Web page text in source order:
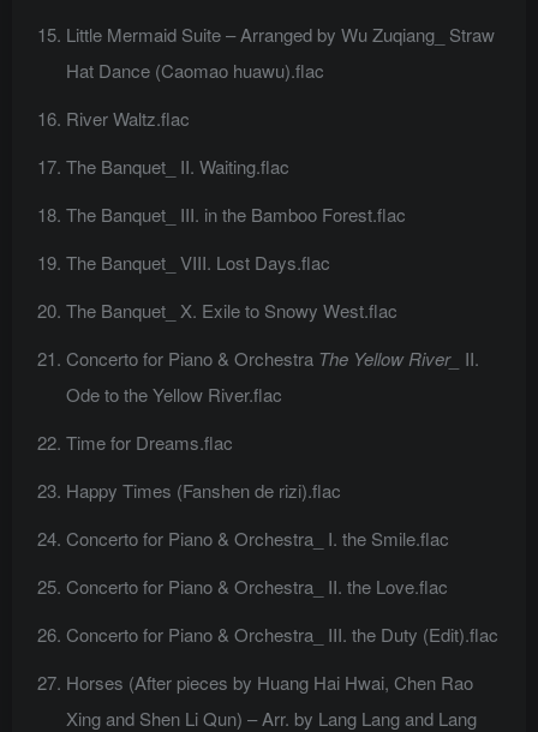
Little Mermaid Suite – Arranged by Wu Zuqiang_ Straw
Hat Dance (Caomao huawu).flac
River Waltz.flac
The Banquet_ II. Waiting.flac
The Banquet_ III. in the Bamboo Forest.flac
The Banquet_ VIII. Lost Days.flac
The Banquet_ X. Exile to Snowy West.flac
Concerto for Piano & Orchestra The Yellow River_ II.
Ode to the Yellow River.flac
Time for Dreams.flac
Happy Times (Fanshen de rizi).flac
Concerto for Piano & Orchestra_ I. the Smile.flac
Concerto for Piano & Orchestra_ II. the Love.flac
Concerto for Piano & Orchestra_ III. the Duty (Edit).flac
Horses (After pieces by Huang Hai Hwai, Chen Rao
Xing and Shen Li Qun) – Arr. by Lang Lang and Lang